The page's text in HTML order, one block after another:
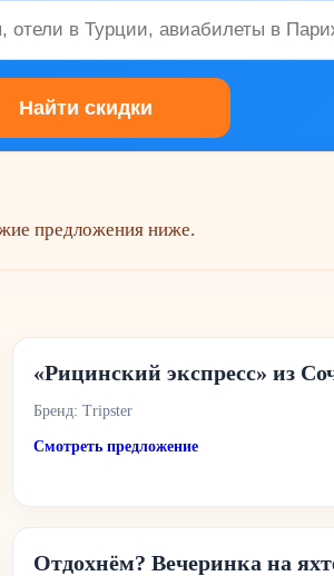
предложения ниже.
«Рицинский экспресс» из
Бренд: Tripster
Смотреть предложение
Отдохнём? Вечеринка на